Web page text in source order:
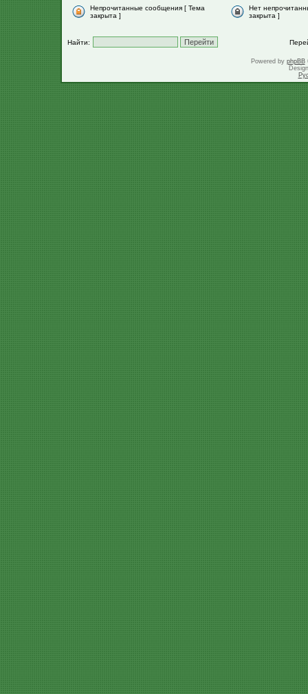
Непрочитанные сообщения [ Тема
закрыта ]
Нет
закрыта ]
Найти:
Powered by phpBB